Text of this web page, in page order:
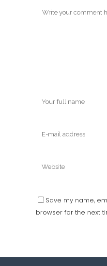
Save my name,
browser for the next